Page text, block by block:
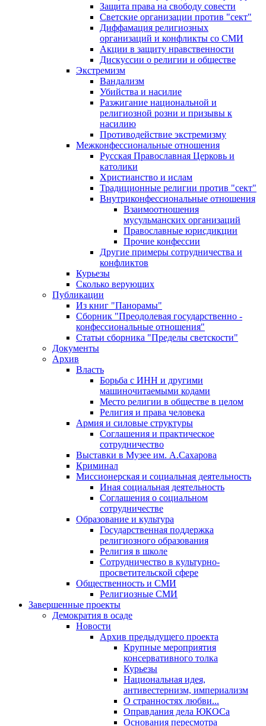
Защита права на свободу совести
Светские организации против "сект"
Диффамация религиозных
организаций и конфликты со СМИ
Акции в защиту нравственности
Дискуссии о религии и обществе
Экстремизм
Вандализм
Убийства и насилие
Разжигание национальной и
религиозной розни и призывы к
насилию
Противодействие экстремизму
Межконфессиональные отношения
Русская Православная Церковь и
католики
Христианство и ислам
Традиционные религии против "сект"
Внутриконфессиональные отношения
Взаимоотношения
мусульманских организаций
Православные юрисдикции
Прочие конфессии
Другие примеры сотрудничества и
конфликтов
Курьезы
Сколько верующих
Публикации
Из книг "Панорамы"
Сборник "Преодолевая государственно -
конфессиональные отношения"
Статьи сборника "Пределы светскости"
Документы
Архив
Власть
Борьба с ИНН и другими
машиночитаемыми кодами
Место религии в обществе в целом
Религия и права человека
Армия и силовые структуры
Соглашения и практическое
сотрудничество
Выставки в Музее им. А.Сахарова
Криминал
Миссионерская и социальная деятельность
Иная социальная деятельность
Соглашения о социальном
сотрудничестве
Образование и культура
Государственная поддержка
религиозного образования
Религия в школе
Сотрудничество в культурно-
просветительской сфере
Общественность и СМИ
Религиозные СМИ
Завершенные проекты
Демократия в осаде
Новости
Архив предыдущего проекта
Крупные мероприятия
консервативного толка
Курьезы
Национальная идея,
антивестернизм, империализм
О странностях любви...
Оправдания дела ЮКОСа
Основания пересмотра